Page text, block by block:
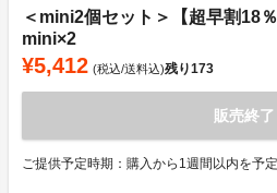
＜mini2個セット＞【超早割18
mini×2
¥5,412 (税込/送料込)残り173
販売終了
ご提供予定時期：購入から1週間以内を予定